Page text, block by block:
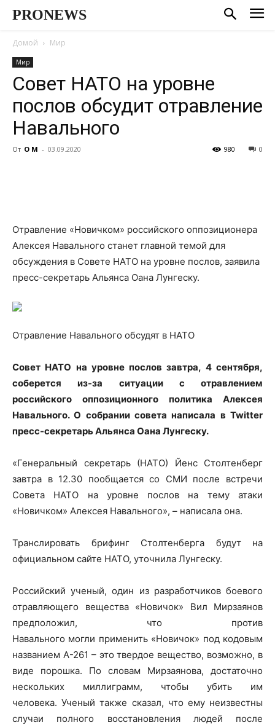
PRONEWS
Домой Мир
Мир
Совет НАТО на уровне
послов обсудит отравление
Навального
От О М - 03.09.2020 0
980
Отравление «Новичком» российского оппозиционера
Алексея Навального станет главной темой для
обсуждения в Совете НАТО на уровне послов, заявила
пресс-секретарь Альянса Оана Лунгеску.
Отравление Навального обсудят в НАТО
Совет НАТО на уровне послов завтра, 4 сентября,
соберется из-за ситуации с отравлением
российского оппозиционного политика Алексея
Навального. О собрании совета написала в Twitter
пресс-секретарь Альянса Оана Лунгеску.
«Генеральный секретарь (НАТО) Йенс Столтенберг
завтра в 12.30 пообщается со СМИ после встречи
Совета НАТО на уровне послов на тему атаки
«Новичком» Алексея Навального», – написала она.
Транслировать брифинг Столтенберга будут на
официальном сайте НАТО, уточнила Лунгеску.
Российский ученый, один из разработчиков боевого
отравляющего вещества «Новичок» Вил Мирзаянов
предположил, что против
Навального могли применить «Новичок» под кодовым
названием А-261 – это твердое вещество, возможно, в
виде порошка. По словам Мирзаянова, достаточно
нескольких миллиграмм, чтобы убить им
человека. Ученый также сказал, что ему неизвестны
случаи полного восстановления людей после